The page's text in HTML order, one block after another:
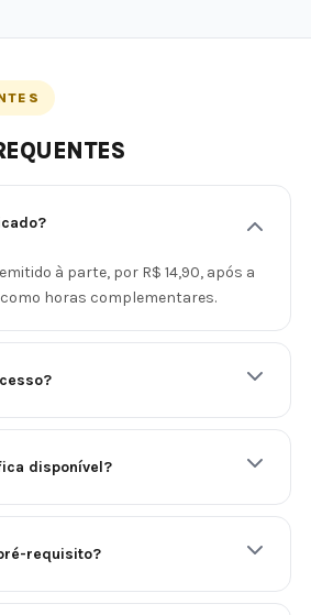
à parte, por R$ 14,90, após a
horas complementares.
disponível?
requisito?